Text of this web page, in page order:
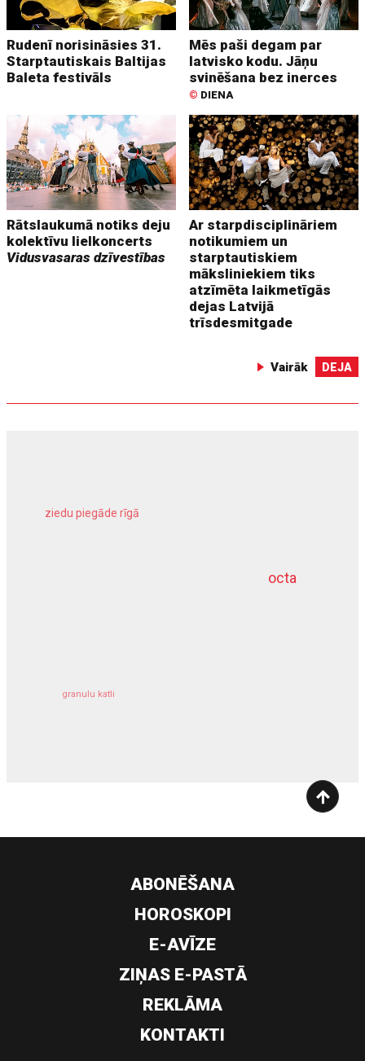
Rudenī norisināsies 31.
Starptautiskais Baltijas
Baleta festivāls
Mēs paši degam par
latvisko kodu. Jāņu
svinēšana bez inerces
© DIENA
Rātslaukumā notiks deju
kolektīvu lielkoncerts
Vidusvasaras dzīvestības
Ar starpdisciplināriem
notikumiem un
starptautiskiem
māksliniekiem tiks
atzīmēta laikmetīgās
dejas Latvijā
trīsdesmitgade
Vairāk DEJA
octa
ziedu piegāde rīgā
granulu katli
dziļurbums
ABONĒŠANA
HOROSKOPI
E-AVĪZE
ZIŅAS E-PASTĀ
REKLĀMA
KONTAKTI